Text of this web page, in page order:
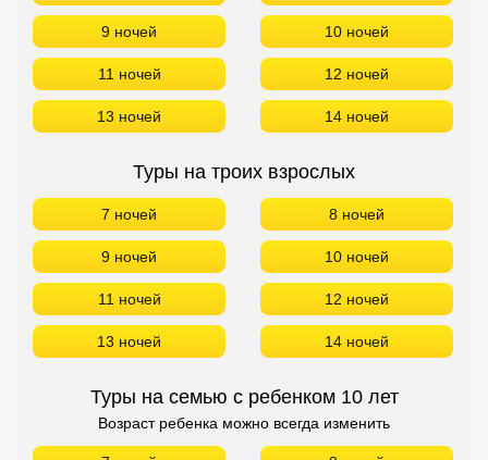
9 ночей 10 ночей
11 ночей 12 ночей
13 ночей 14 ночей
Туры на троих взрослых
7 ночей 8 ночей
9 ночей 10 ночей
11 ночей 12 ночей
13 ночей 14 ночей
Туры на семью с ребенком 10 лет
Возраст ребенка можно всегда изменить